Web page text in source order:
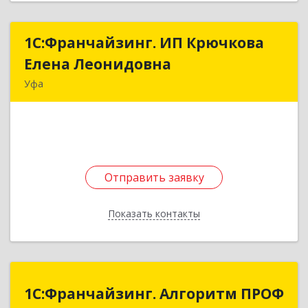
1С:Франчайзинг. ИП Крючкова
Елена Леонидовна
Уфа
Отправить заявку
Показать контакты
1С:Франчайзинг. ИП Крючкова
Елена Леонидовна
Отправить заявку
Назад
1С:Франчайзинг. Алгоритм ПРОФ
1С:Франчайзинг. Алгоритм ПРОФ